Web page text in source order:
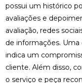
possui um histórico
avaliações e
avaliação, redes
de informações.
indica um
cliente. Além disso,
o serviço e peça